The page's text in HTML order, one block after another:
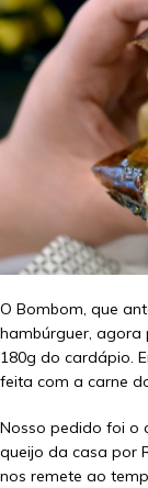
O Bombom, que
hambúrguer, agora
180g do cardápio.
feita com a carne
Nosso pedido foi o
queijo da casa por
nos remete ao